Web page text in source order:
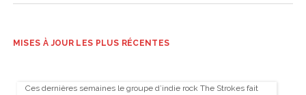
MISES À JOUR LES PLUS RÉCENTES
Ces dernières semaines le groupe d’indie rock The Strokes fait